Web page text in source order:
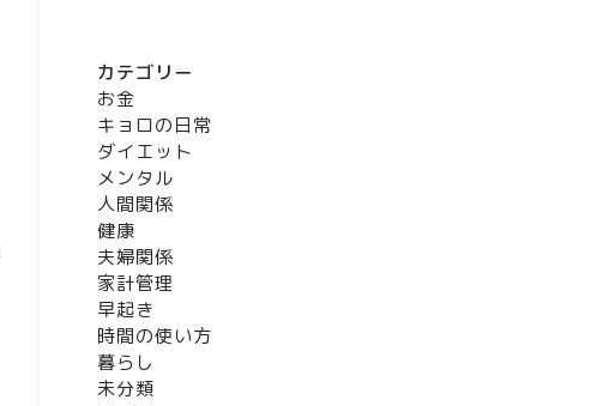
カテゴリー
お金
キョロの日常
ダイエット
メンタル
人間関係
健康
夫婦関係
家計管理
早起き
時間の使い方
暮らし
未分類